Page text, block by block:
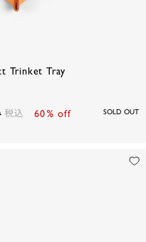
Trinket Tray
税込 60% off SOLD OUT